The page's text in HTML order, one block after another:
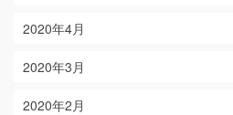
2020年4月
2020年3月
2020年2月